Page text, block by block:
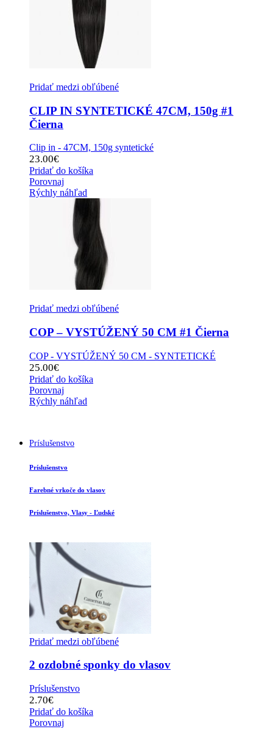
Pridať medzi obľúbené
CLIP IN SYNTETICKÉ 47CM, 150g #1
Čierna
Clip in - 47CM, 150g syntetické
23.00€
Pridať do košíka
Porovnaj
Rýchly náhľad
Pridať medzi obľúbené
COP – VYSTÚŽENÝ 50 CM #1 Čierna
COP - VYSTÚŽENÝ 50 CM - SYNTETICKÉ
25.00€
Pridať do košíka
Porovnaj
Rýchly náhľad
Príslušenstvo
Príslušenstvo
Farebné vrkoče do vlasov
Príslušenstvo, Vlasy - Ľudské
Pridať medzi obľúbené
2 ozdobné sponky do vlasov
Príslušenstvo
2.70€
Pridať do košíka
Porovnaj